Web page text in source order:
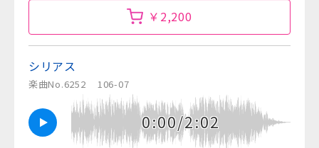
￥2,200
シリアス
楽曲No.6252 106-07
0:00/2:02